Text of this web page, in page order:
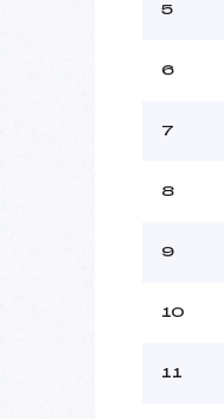
5
6
7
8
9
10
11